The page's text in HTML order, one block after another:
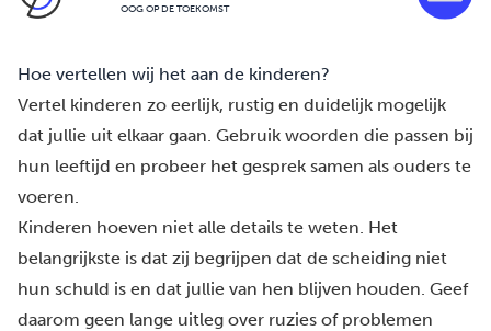
OOG OP DE TOEKOMST
Hoe vertellen wij het aan de kinderen?
Vertel kinderen zo eerlijk, rustig en duidelijk mogelijk
dat jullie uit elkaar gaan. Gebruik woorden die passen bij
hun leeftijd en probeer het gesprek samen als ouders te
voeren.
Kinderen hoeven niet alle details te weten. Het
belangrijkste is dat zij begrijpen dat de scheiding niet
hun schuld is en dat jullie van hen blijven houden. Geef
daarom geen lange uitleg over ruzies of problemen